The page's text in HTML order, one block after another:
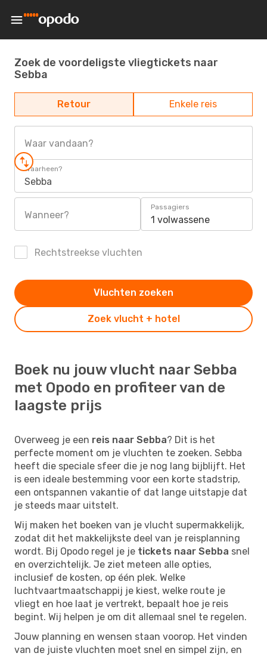
Zoek de voordeligste vliegtickets naar
Sebba
Retour Enkele reis
Waar vandaan?
Waarheen?
Sebba
Wanneer?
Passagiers
1 volwassene
Rechtstreekse vluchten
Zoek vlucht + hotel
Vluchten zoeken
Boek nu jouw vlucht naar Sebba
met Opodo en profiteer van de
laagste prijs
Overweeg je een reis naar Sebba? Dit is het
perfecte moment om je vluchten te zoeken. Sebba
heeft die speciale sfeer die je nog lang bijblijft. Het
is een ideale bestemming voor een korte stadstrip,
een ontspannen vakantie of dat lange uitstapje dat
je steeds maar uitstelt.
Wij maken het boeken van je vlucht supermakkelijk,
zodat dit het makkelijkste deel van je reisplanning
wordt. Bij Opodo regel je je tickets naar Sebba snel
en overzichtelijk. Je ziet meteen alle opties,
inclusief de kosten, op één plek. Welke
luchtvaartmaatschappij je kiest, welke route je
vliegt en hoe laat je vertrekt, bepaalt hoe je reis
begint. Wij helpen je om dit allemaal snel te regelen.
Jouw planning en wensen staan voorop. Het vinden
van de juiste vluchten moet snel en simpel zijn, en